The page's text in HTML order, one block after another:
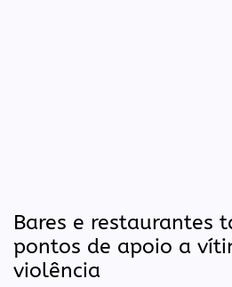
Bares e restaurantes
pontos de apoio a
violência